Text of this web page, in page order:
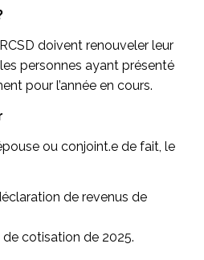
doivent renouveler leur
personnes ayant présenté
pour l’année en cours.
ou conjoint.e de fait, le
de revenus de
cotisation de 2025.